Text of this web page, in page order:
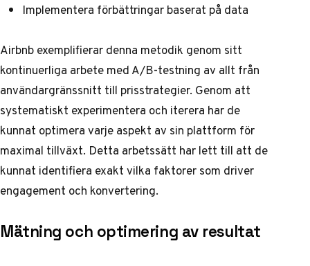
Implementera förbättringar baserat på data
Airbnb exemplifierar denna metodik genom sitt
kontinuerliga arbete med A/B-testning av allt från
användargränssnitt till prisstrategier. Genom att
systematiskt experimentera och iterera har de
kunnat optimera varje aspekt av sin plattform för
maximal tillväxt. Detta arbetssätt har lett till att de
kunnat identifiera exakt vilka faktorer som driver
engagement och konvertering.
Mätning och optimering av resultat